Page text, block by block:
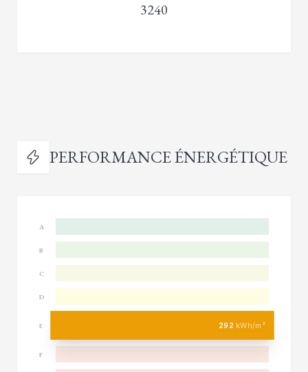
3240
PERFORMANCE ÉNERGÉTIQUE
A
B
C
D
E 292 kWh/m²
F